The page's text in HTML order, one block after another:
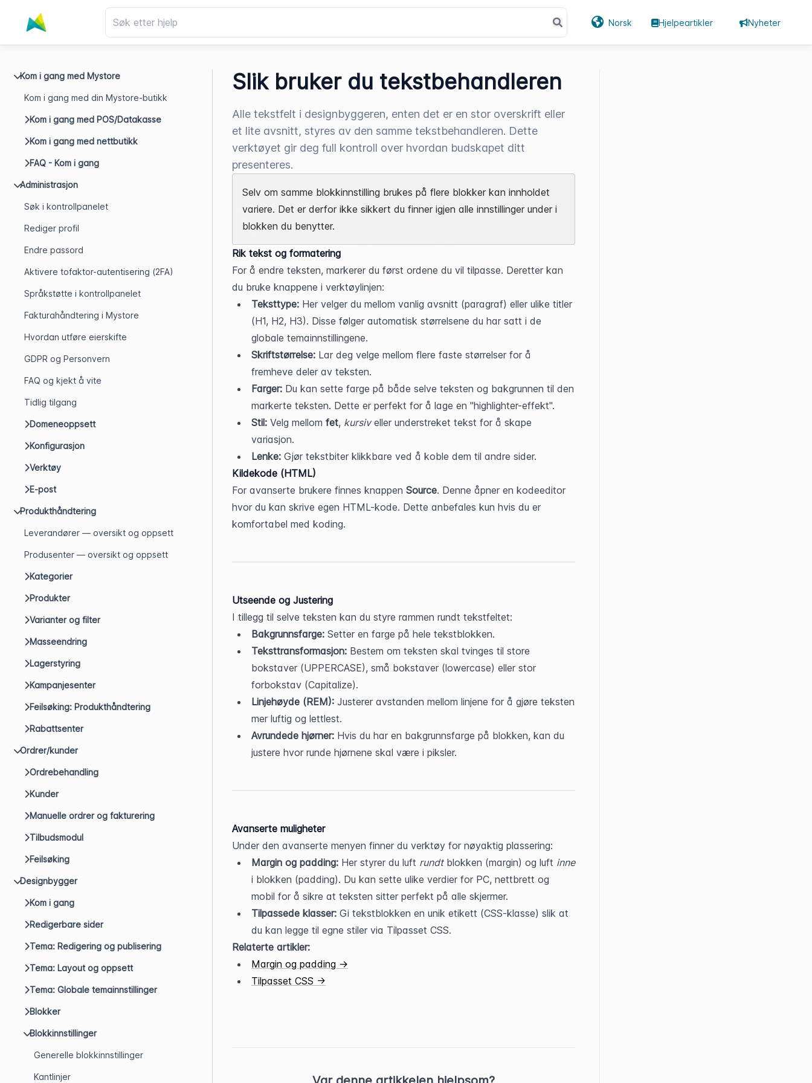
Norsk Hjelpeartikler Nyheter
Kom i gang med Mystore
Kom i gang med din Mystore-butikk
Kom i gang med POS/Datakasse
Kom i gang med nettbutikk
FAQ - Kom i gang
Administrasjon
Søk i kontrollpanelet
Rediger profil
Endre passord
Aktivere tofaktor-autentisering (2FA)
Språkstøtte i kontrollpanelet
Fakturahåndtering i Mystore
Hvordan utføre eierskifte
GDPR og Personvern
FAQ og kjekt å vite
Tidlig tilgang
Domeneoppsett
Konfigurasjon
Verktøy
E-post
Produkthåndtering
Leverandører — oversikt og oppsett
Produsenter — oversikt og oppsett
Kategorier
Produkter
Varianter og filter
Masseendring
Lagerstyring
Kampanjesenter
Feilsøking: Produkthåndtering
Rabattsenter
Ordrer/kunder
Ordrebehandling
Kunder
Manuelle ordrer og fakturering
Tilbudsmodul
Feilsøking
Designbygger
Kom i gang
Redigerbare sider
Tema: Redigering og publisering
Tema: Layout og oppsett
Tema: Globale temainnstillinger
Blokker
Blokkinnstillinger
Generelle blokkinnstillinger
Kantlinjer
Slik bruker du tekstbehandleren
Alle tekstfelt i designbyggeren, enten det er en stor overskrift eller
et lite avsnitt, styres av den samme tekstbehandleren. Dette
verktøyet gir deg full kontroll over hvordan budskapet ditt
presenteres.
Selv om samme blokkinnstilling brukes på flere blokker kan innholdet
variere. Det er derfor ikke sikkert du finner igjen alle innstillinger under i
blokken du benytter.
Rik tekst og formatering
For å endre teksten, markerer du først ordene du vil tilpasse. Deretter kan
du bruke knappene i verktøylinjen:
Teksttype: Her velger du mellom vanlig avsnitt (paragraf) eller ulike titler
(H1, H2, H3). Disse følger automatisk størrelsene du har satt i de
globale temainnstillingene.
Skriftstørrelse: Lar deg velge mellom flere faste størrelser for å
fremheve deler av teksten.
Farger: Du kan sette farge på både selve teksten og bakgrunnen til den
markerte teksten. Dette er perfekt for å lage en "highlighter-effekt".
Stil: Velg mellom fet, kursiv eller understreket tekst for å skape
variasjon.
Lenke: Gjør tekstbiter klikkbare ved å koble dem til andre sider.
Kildekode (HTML)
For avanserte brukere finnes knappen Source. Denne åpner en kodeeditor
hvor du kan skrive egen HTML-kode. Dette anbefales kun hvis du er
komfortabel med koding.
Utseende og Justering
I tillegg til selve teksten kan du styre rammen rundt tekstfeltet:
Bakgrunnsfarge: Setter en farge på hele tekstblokken.
Teksttransformasjon: Bestem om teksten skal tvinges til store
bokstaver (UPPERCASE), små bokstaver (lowercase) eller stor
forbokstav (Capitalize).
Linjehøyde (REM): Justerer avstanden mellom linjene for å gjøre teksten
mer luftig og lettlest.
Avrundede hjørner: Hvis du har en bakgrunnsfarge på blokken, kan du
justere hvor runde hjørnene skal være i piksler.
Avanserte muligheter
Under den avanserte menyen finner du verktøy for nøyaktig plassering:
Margin og padding: Her styrer du luft rundt blokken (margin) og luft inne
i blokken (padding). Du kan sette ulike verdier for PC, nettbrett og
mobil for å sikre at teksten sitter perfekt på alle skjermer.
Tilpassede klasser: Gi tekstblokken en unik etikett (CSS-klasse) slik at
du kan legge til egne stiler via Tilpasset CSS.
Relaterte artikler:
Margin og padding →
Tilpasset CSS →